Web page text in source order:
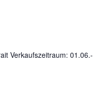
Verkaufszeitraum: 01.06.-